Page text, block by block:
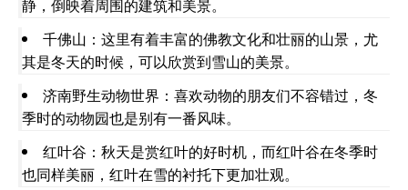
静，倒映着周围的建筑和美景。
千佛山：这里有着丰富的佛教文化和壮丽的山景，尤
其是冬天的时候，可以欣赏到雪山的美景。
济南野生动物世界：喜欢动物的朋友们不容错过，冬
季时的动物园也是别有一番风味。
红叶谷：秋天是赏红叶的好时机，而红叶谷在冬季时
也同样美丽，红叶在雪的衬托下更加壮观。